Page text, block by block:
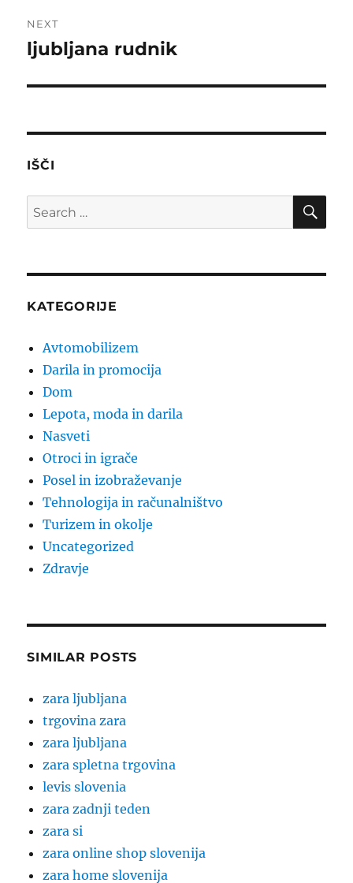
NEXT
Next
ljubljana rudnik
IŠČI
Search
for:
KATEGORIJE
Avtomobilizem
Darila in promocija
Dom
Lepota, moda in darila
Nasveti
Otroci in igrače
Posel in izobraževanje
Tehnologija in računalništvo
Turizem in okolje
Uncategorized
Zdravje
SIMILAR POSTS
zara ljubljana
trgovina zara
zara ljubljana
zara spletna trgovina
levis slovenia
zara zadnji teden
zara si
zara online shop slovenija
zara home slovenija